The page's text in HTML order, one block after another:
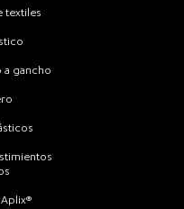
textiles
a gancho